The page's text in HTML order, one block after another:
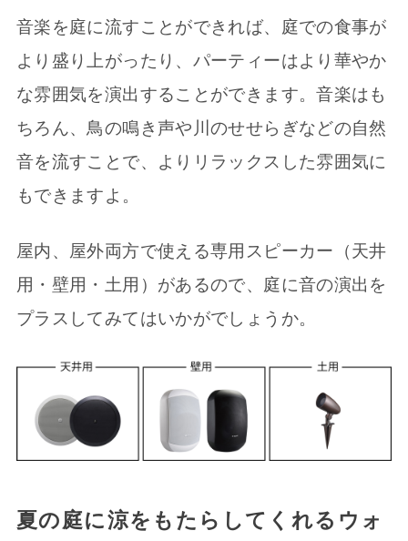
音楽を庭に流すことができれば、庭での食事が
より盛り上がったり、パーティーはより華やか
な雰囲気を演出することができます。音楽はも
ちろん、鳥の鳴き声や川のせせらぎなどの自然
音を流すことで、よりリラックスした雰囲気に
もできますよ。
屋内、屋外両方で使える専用スピーカー（天井
用・壁用・土用）があるので、庭に音の演出を
プラスしてみてはいかがでしょうか。
夏の庭に涼をもたらしてくれるウォ